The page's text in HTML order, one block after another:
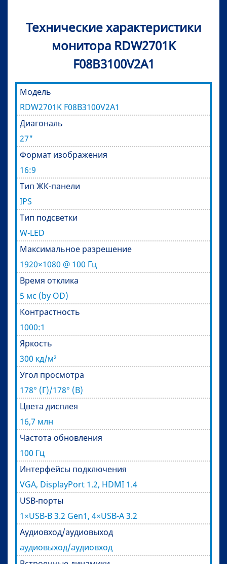
Технические характеристики
монитора RDW2701K
F08В3100V2A1
Модель
RDW2701K F08В3100V2A1
Диагональ
27"
Формат изображения
16:9
Тип ЖК-панели
IPS
Тип подсветки
W-LED
Максимальное разрешение
1920×1080 @ 100 Гц
Время отклика
5 мс (by OD)
Контрастность
1000:1
Яркость
300 кд/м²
Угол просмотра
178° (Г)/178° (В)
Цвета дисплея
16,7 млн
Частота обновления
100 Гц
Интерфейсы подключения
VGA, DisplayPort 1.2, HDMI 1.4
USB-порты
1×USB-B 3.2 Gen1, 4×USB-A 3.2
Аудиовход/аудиовыход
аудиовыход/аудиовход